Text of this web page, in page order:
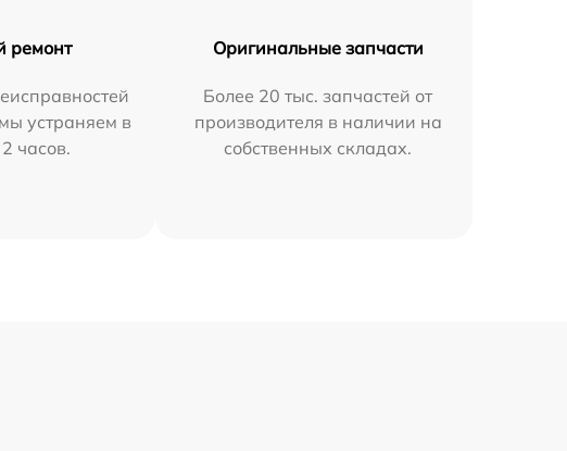
ремонт
устраняем в
часов.
Оригинальные запчасти
Более 20 тыс. запчастей от
производителя в наличии на
собственных складах.